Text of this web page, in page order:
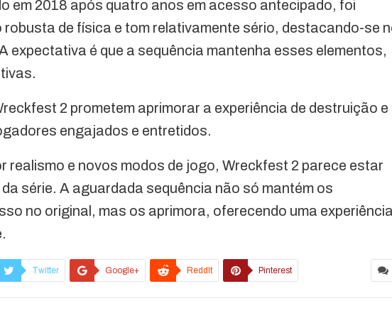
em 2018 após quatro anos em acesso antecipado, foi
de física e tom relativamente sério, destacando-se
expectativa é que a sequência mantenha esses elementos,
2 prometem aprimorar a experiência de destruição e
engajados e entretidos.
realismo e novos modos de jogo, Wreckfest 2 parece estar
série. A aguardada sequência não só mantém os
no original, mas os aprimora, oferecendo uma experiência
Twitter Google+ ReddIt Pinterest